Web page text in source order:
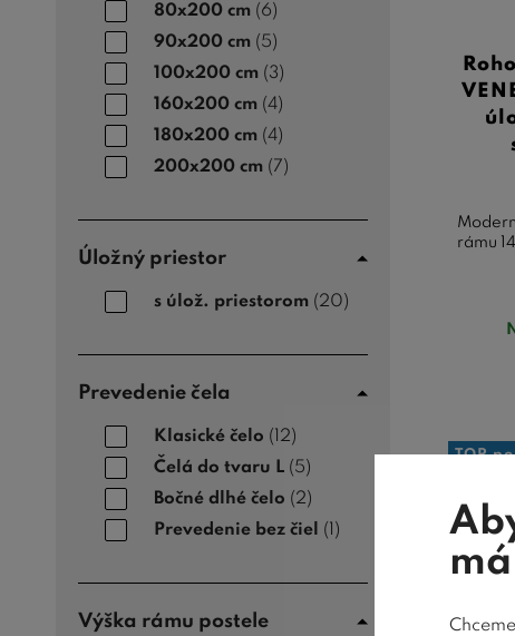
80x200 cm (6)
90x200 cm (5)
100x200 cm (3)
160x200 cm (4)
180x200 cm (4)
200x200 cm (7)
Úložný priestor
s úlož. priestorom (20)
Prevedenie čela
Klasické čelo (12)
Čelá do tvaru L (5)
Bočné dlhé čelo (2)
Prevedenie bez čiel
(1)
Výška rámu postele
rámu
TOP